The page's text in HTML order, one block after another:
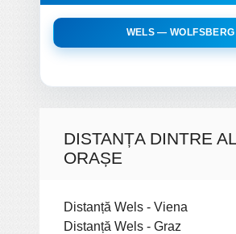
WELS — WOLFSBERG
DISTANȚA DINTRE
ORAȘE
Distanță Wels - Viena
Distanță Wels - Graz